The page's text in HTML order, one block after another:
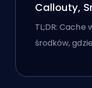
Callouty,
TL;DR:
środków,